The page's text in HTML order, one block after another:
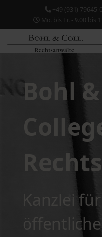
+49 (931) 79645-0
Mo. bis Fr. - 9.00 bis
Bohl &
Kanzlei